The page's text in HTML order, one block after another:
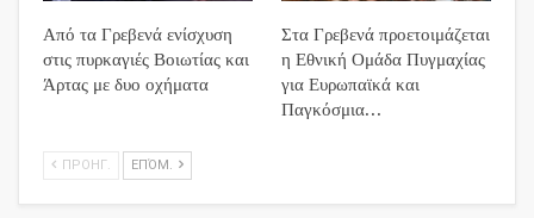
Από τα Γρεβενά ενίσχυση
στις πυρκαγιές Βοιωτίας και
Άρτας με δυο οχήματα
Στα Γρεβενά προετοιμάζεται
η Εθνική Ομάδα Πυγμαχίας
για Ευρωπαϊκά και
Παγκόσμια…
ΠΡΟΗΓ. ΕΠΌΜ.